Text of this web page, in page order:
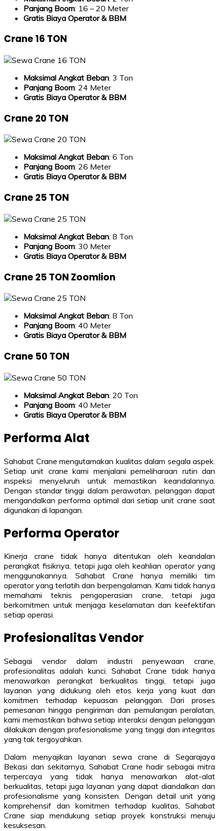
Panjang Boom: 16 – 20 Meter
Gratis Biaya Operator & BBM
Crane 16 TON
Maksimal Angkat Beban: 3 Ton
Panjang Boom: 24 Meter
Gratis Biaya Operator & BBM
Crane 20 TON
Maksimal Angkat Beban: 6 Ton
Panjang Boom: 26 Meter
Gratis Biaya Operator & BBM
Crane 25 TON
Maksimal Angkat Beban: 8 Ton
Panjang Boom: 30 Meter
Gratis Biaya Operator & BBM
Crane 25 TON Zoomlion
Maksimal Angkat Beban: 8 Ton
Panjang Boom: 40 Meter
Gratis Biaya Operator & BBM
Crane 50 TON
Maksimal Angkat Beban: 20 Ton
Panjang Boom: 40 Meter
Gratis Biaya Operator & BBM
Performa Alat
Sahabat Crane mengutamakan kualitas dalam segala aspek.
Setiap unit crane kami menjalani pemeliharaan rutin dan
inspeksi menyeluruh untuk memastikan keandalannya.
Dengan standar tinggi dalam perawatan, pelanggan dapat
mengandalkan performa optimal dari setiap unit crane saat
digunakan di lapangan.
Performa Operator
Kinerja crane tidak hanya ditentukan oleh keandalan
perangkat fisiknya, tetapi juga oleh keahlian operator yang
menggunakannya. Sahabat Crane hanya memiliki tim
operator yang terlatih dan berpengalaman. Kami tidak hanya
memahami teknis pengoperasian crane, tetapi juga
berkomitmen untuk menjaga keselamatan dan keefektifan
setiap operasi.
Profesionalitas Vendor
Sebagai vendor dalam industri penyewaan crane,
profesionalitas adalah kunci. Sahabat Crane tidak hanya
menawarkan perangkat berkualitas tinggi, tetapi juga
layanan yang didukung oleh etos kerja yang kuat dan
komitmen terhadap kepuasan pelanggan. Dari proses
pemesanan hingga pengiriman dan pemulangan peralatan,
kami memastikan bahwa setiap interaksi dengan pelanggan
dilakukan dengan profesionalisme yang tinggi dan integritas
yang tak tergoyahkan.
Dalam menyajikan layanan sewa crane di Segarajaya
Bekasi dan sekitarnya, Sahabat Crane hadir sebagai mitra
terpercaya yang tidak hanya menawarkan alat-alat
berkualitas, tetapi juga layanan yang dapat diandalkan dan
profesionalisme yang konsisten. Dengan detail unit yang
komprehensif dan komitmen terhadap kualitas, Sahabat
Crane siap mendukung setiap proyek konstruksi menuju
kesuksesan.